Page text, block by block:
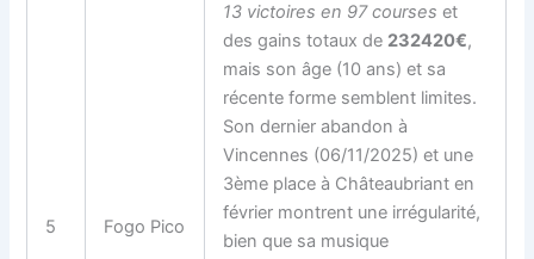
5 Fogo Pico
13 victoires en 97 courses et
des gains totaux de 232420€,
mais son âge (10 ans) et sa
récente forme semblent limites.
Son dernier abandon à
Vincennes (06/11/2025) et une
3ème place à Châteaubriant en
février montrent une irrégularité,
bien que sa musique